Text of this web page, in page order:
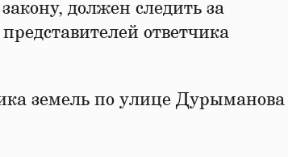
должен следить за
ответчика
земель по улице Дурыманова